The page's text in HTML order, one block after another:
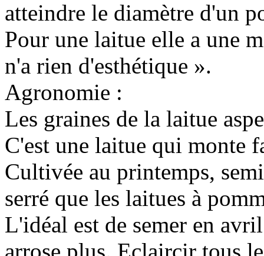
atteindre le diamètre d'un
Pour une laitue elle a une
n'a rien d'esthétique ».
Agronomie :
Les graines de la laitue
C'est une laitue qui monte
Cultivée au printemps,
serré que les laitues à
L'idéal est de semer en
arrose plus. Eclaircir tous